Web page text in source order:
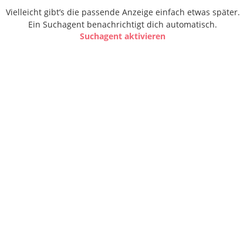
Vielleicht gibt’s die passende Anzeige einfach etwas später.
Ein Suchagent benachrichtigt dich automatisch.
Suchagent aktivieren